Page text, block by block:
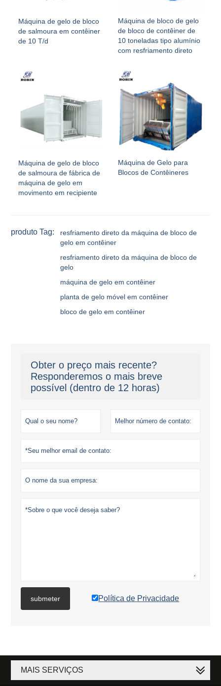
Máquina de gelo de bloco
de salmoura em contêiner
de 10 T/d
Máquina de bloco de gelo
de bloco de contêiner de
10 toneladas tipo alumínio
com resfriamento direto
Máquina de gelo de bloco
de salmoura de fábrica de
máquina de gelo em
movimento em recipiente
Máquina de Gelo para
Blocos de Contêineres
produto Tag:
resfriamento direto da máquina de bloco de
gelo em contêiner
resfriamento direto da máquina de bloco de
gelo
máquina de gelo em contêiner
planta de gelo móvel em contêiner
bloco de gelo em contêiner
Obter o preço mais recente?
Responderemos o mais breve
possível (dentro de 12 horas)
submeter Política de Privacidade
MAIS SERVIÇOS